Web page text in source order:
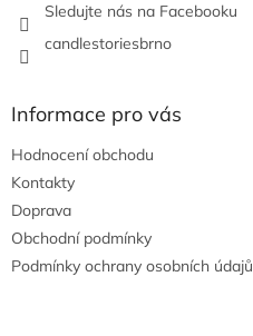
Sledujte nás na Facebooku
candlestoriesbrno
Informace pro vás
Hodnocení obchodu
Kontakty
Doprava
Obchodní podmínky
Podmínky ochrany osobních údajů